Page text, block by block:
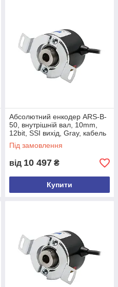
Абсолютний енкодер ARS-B-
50, внутрішній вал, 10mm,
12bit, SSI вихід, Gray, кабель
10м, боковий
Під замовлення
від 10 497 ₴
Купити